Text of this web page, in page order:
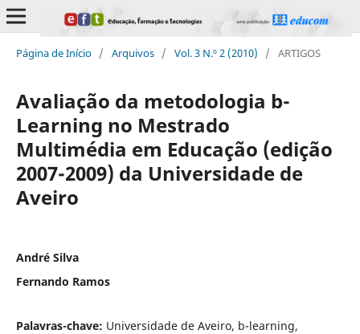
Página de Início / Arquivos / Vol. 3 N.º 2 (2010) / ARTIGOS
Avaliação da metodologia b-
Learning no Mestrado
Multimédia em Educação (edição
2007-2009) da Universidade de
Aveiro
André Silva
Fernando Ramos
Palavras-chave: Universidade de Aveiro, b-learning,